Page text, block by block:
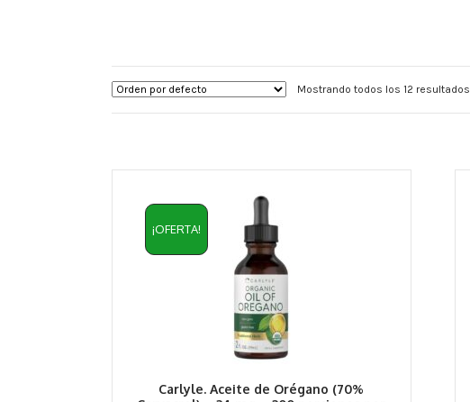
Mostrando todos los 12 resultados
Carlyle. Aceite de Orégano (70%
¡OFERTA!